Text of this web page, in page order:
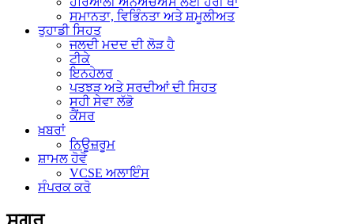
ਸਮਾਨਤਾ, ਵਿਭਿੰਨਤਾ ਅਤੇ ਸ਼ਮੂਲੀਅਤ
ਤੁਹਾਡੀ ਸਿਹਤ
ਜਲਦੀ ਮਦਦ ਦੀ ਲੋੜ ਹੈ
ਟੀਕੇ
ਇਨਹੇਲਰ
ਪਤਝੜ ਅਤੇ ਸਰਦੀਆਂ ਦੀ ਸਿਹਤ
ਸਹੀ ਸੇਵਾ ਲੱਭੋ
ਕੈਂਸਰ
ਖ਼ਬਰਾਂ
ਨਿਊਜ਼ਰੂਮ
ਸ਼ਾਮਲ ਹੋਵੋ
VCSE ਅਲਾਇੰਸ
ਸੰਪਰਕ ਕਰੋ